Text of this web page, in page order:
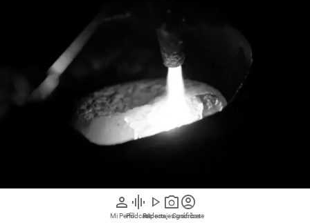
person
Mi Perfil
graphic_eq
Pódcast
play_arrow
Videos
photo_camera
Reportajes gráficos
account_circle
Suscríbete
En un proceso que se puede demorar de 15 a 20 minutos, el oro es